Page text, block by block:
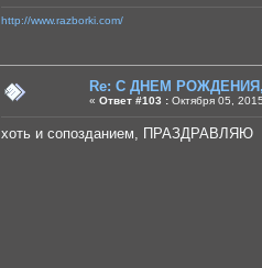
http://www.razborki.com/
Re: C ДНЕМ
« Ответ #103 : Октября 05,
хоть и сопозданием, ПРАЗДРАВЛЯЮ